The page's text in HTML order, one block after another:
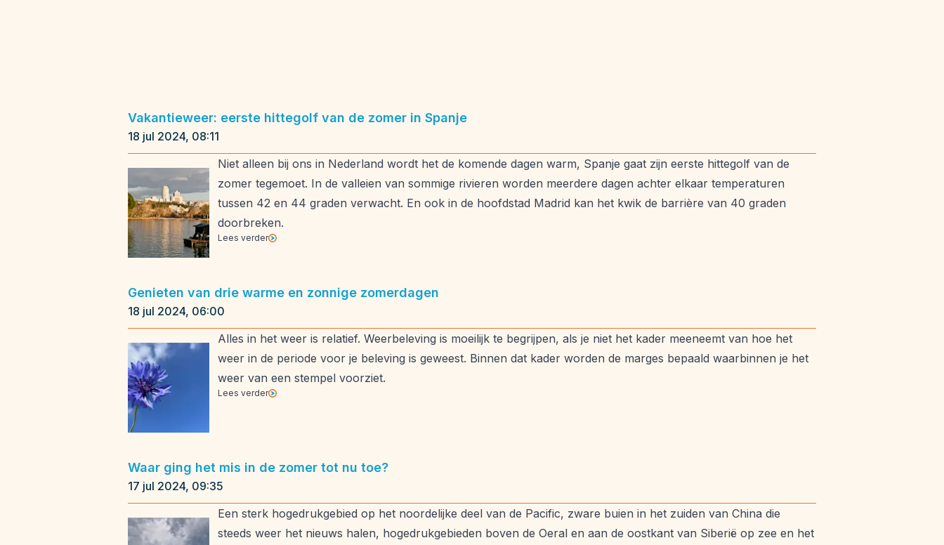
Vakantieweer: eerste hittegolf van de zomer in Spanje
18 jul 2024, 08:11
Niet alleen bij ons in Nederland wordt het de komende dagen warm, Spanje gaat zijn eerste hittegolf van de
zomer tegemoet. In de valleien van sommige rivieren worden meerdere dagen achter elkaar temperaturen
tussen 42 en 44 graden verwacht. En ook in de hoofdstad Madrid kan het kwik de barrière van 40 graden
doorbreken.
Lees verder
Genieten van drie warme en zonnige zomerdagen
18 jul 2024, 06:00
Alles in het weer is relatief. Weerbeleving is moeilijk te begrijpen, als je niet het kader meeneemt van hoe het
weer in de periode voor je beleving is geweest. Binnen dat kader worden de marges bepaald waarbinnen je het
weer van een stempel voorziet.
Lees verder
Waar ging het mis in de zomer tot nu toe?
17 jul 2024, 09:35
Een sterk hogedrukgebied op het noordelijke deel van de Pacific, zware buien in het zuiden van China die
steeds weer het nieuws halen, hogedrukgebieden boven de Oeral en aan de oostkant van Siberië op zee en het